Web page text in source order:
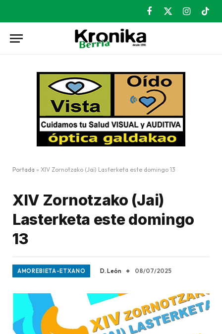
Facebook
X
Instagram
Portada » XIV Zornotzako (Jai) Lasterketa este domingo 13
XIV Zornotzako (Jai)
Lasterketa este domingo
13
AMOREBIETA-ETXANO D. León 08/07/2025